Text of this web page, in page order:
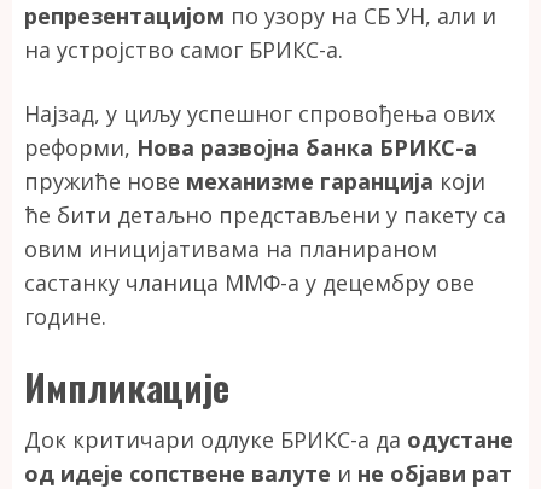
репрезентацијом по узору на СБ УН, али и
на устројство самог БРИКС-а.
Најзад, у циљу успешног спровођења ових
реформи, Нова развојна банка БРИКС-а
пружиће нове механизме гаранција који
ће бити детаљно представљени у пакету са
овим иницијативама на планираном
састанку чланица ММФ-а у децембру ове
године.
Импликације
Док критичари одлуке БРИКС-а да одустане
од идеје сопствене валуте и не објави рат